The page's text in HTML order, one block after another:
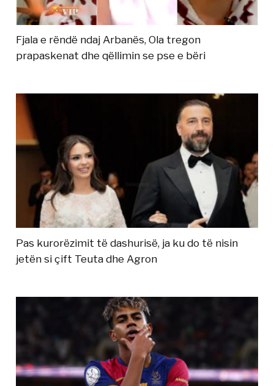
Fjala e rëndë ndaj Arbanës, Ola tregon
prapaskenat dhe qëllimin se pse e bëri
Pas kurorëzimit të dashurisë, ja ku do të nisin
jetën si çift Teuta dhe Agron